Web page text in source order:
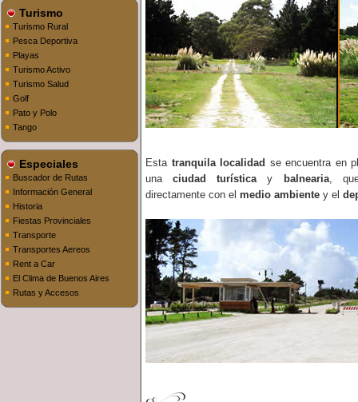
Turismo
Turismo Rural
Pesca Deportiva
Playas
Turismo Activo
Turismo Salud
Golf
Pato y Polo
Tango
Especiales
Buscador de Rutas
Información General
Historia
Fiestas Provinciales
Transporte
Transportes Aereos
Rent a Car
El Clima de Buenos Aires
Rutas y Accesos
Esta tranquila localidad se encuentra en
unaciudad turísticay balnearia,
directamente con el medio ambiente y el